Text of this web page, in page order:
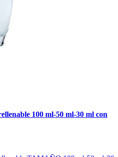
100 ml-50 ml-30 ml con